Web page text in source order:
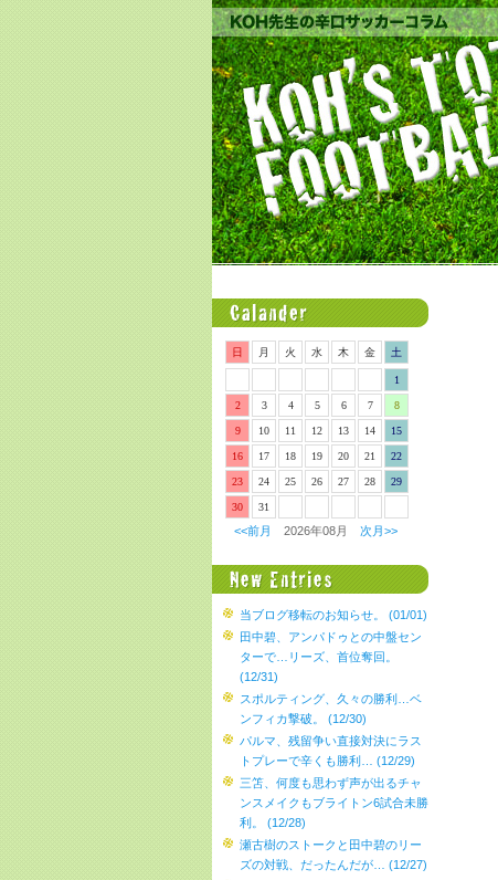
日 月 火 水 木 金 土
1
2 3 4 5 6 7 8
9 10 11 12 13 14 15
16 17 18 19 20 21 22
23 24 25 26 27 28 29
30 31
<<前月 2026年08月 次月>>
当ブログ移転のお知らせ。 (01/01)
田中碧、アンパドゥとの中盤セン
ターで…リーズ、首位奪回。
(12/31)
スポルティング、久々の勝利…ベ
ンフィカ撃破。 (12/30)
パルマ、残留争い直接対決にラス
トプレーで辛くも勝利… (12/29)
三笘、何度も思わず声が出るチャ
ンスメイクもブライトン6試合未勝
利。 (12/28)
瀬古樹のストークと田中碧のリー
ズの対戦、だったんだが… (12/27)